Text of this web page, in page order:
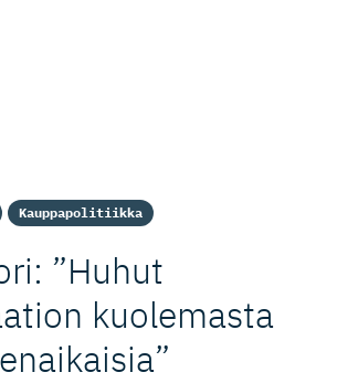
Kauppapolitiikka
”Huhut
kuolemasta